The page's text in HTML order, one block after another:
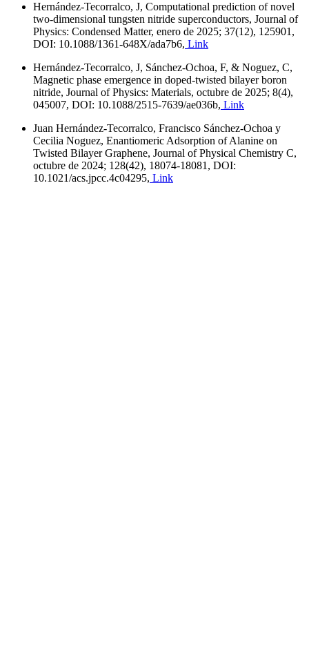
Hernández-Tecorralco, J, Computational prediction of novel
two-dimensional tungsten nitride superconductors, Journal of
Physics: Condensed Matter, enero de 2025; 37(12), 125901,
DOI: 10.1088/1361-648X/ada7b6, Link
Hernández-Tecorralco, J, Sánchez-Ochoa, F, & Noguez, C,
Magnetic phase emergence in doped-twisted bilayer boron
nitride, Journal of Physics: Materials, octubre de 2025; 8(4),
045007, DOI: 10.1088/2515-7639/ae036b, Link
Juan Hernández-Tecorralco, Francisco Sánchez-Ochoa y
Cecilia Noguez, Enantiomeric Adsorption of Alanine on
Twisted Bilayer Graphene, Journal of Physical Chemistry C,
octubre de 2024; 128(42), 18074-18081, DOI:
10.1021/acs.jpcc.4c04295, Link